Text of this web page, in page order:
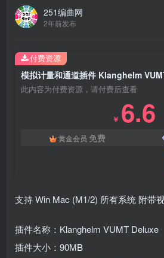
251编曲网
2年前发布
模拟计量和通道插件 Klanghelm
此内容为付费资源，请付费后查看
￥ 6.6
黄金会员 免费
付费资源
支持 Win Mac (M1/2) 所有系统 附带
插件名称：Klanghelm VUMT Deluxe
插件大小：90MB